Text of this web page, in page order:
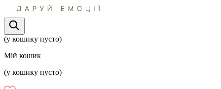
(у кошику пусто)
Мій кошик
(у кошику пусто)